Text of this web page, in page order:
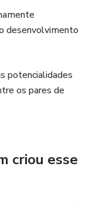
desenvolvimento
potencialidades
os pares de
criou esse